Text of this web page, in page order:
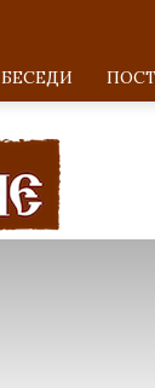
БЕСЕДИ